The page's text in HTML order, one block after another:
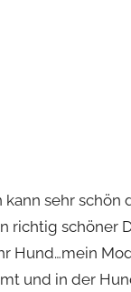
sehr schön
richtig schöner
Hund…mein
und in der